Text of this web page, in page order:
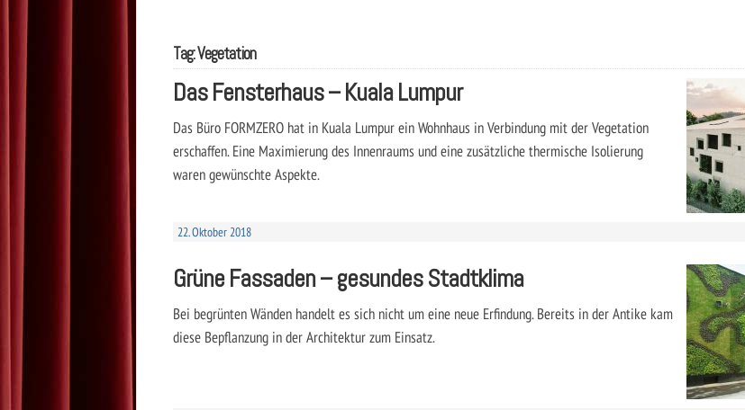
Tag: Vegetation
Das Fensterhaus – Kuala Lumpur
Das Büro FORMZERO hat in Kuala Lumpur ein Wohnhaus in Verbindung mit der Vegetation
erschaffen. Eine Maximierung des Innenraums und eine zusätzliche thermische Isolierung
waren gewünschte Aspekte.
22. Oktober 2018
Grüne Fassaden – gesundes Stadtklima
Bei begrünten Wänden handelt es sich nicht um eine neue Erfindung. Bereits in der Antike kam
diese Bepflanzung in der Architektur zum Einsatz.